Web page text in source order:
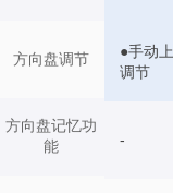
方向盘调节
方向盘记忆功
能
●手动
调节
-